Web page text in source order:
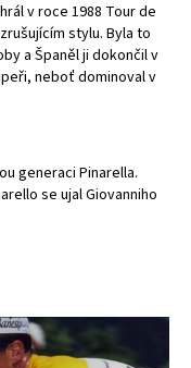
v roce 1988 Tour de
stylu. Byla to
a Španěl ji dokončil v
neboť dominoval v
generaci Pinarella.
se ujal Giovanniho